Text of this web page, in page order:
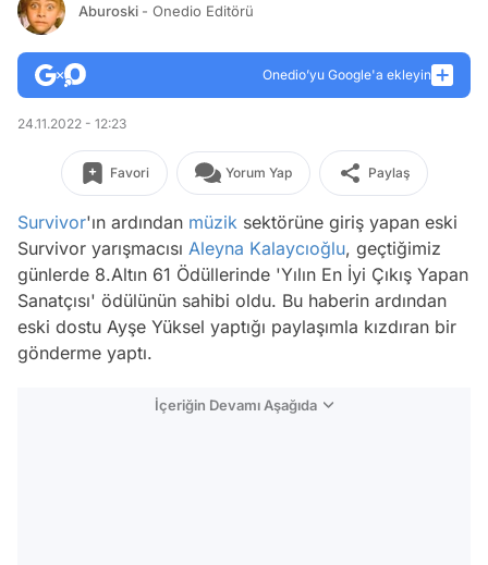
Aburoski - Onedio Editörü
Onedio’yu Google'a ekleyin
24.11.2022 - 12:23
Favori Yorum Yap Paylaş
Survivor'ın ardından müzik sektörüne giriş yapan eski
Survivor yarışmacısı Aleyna Kalaycıoğlu, geçtiğimiz
günlerde 8.Altın 61 Ödüllerinde 'Yılın En İyi Çıkış Yapan
Sanatçısı' ödülünün sahibi oldu. Bu haberin ardından
eski dostu Ayşe Yüksel yaptığı paylaşımla kızdıran bir
gönderme yaptı.
İçeriğin Devamı Aşağıda